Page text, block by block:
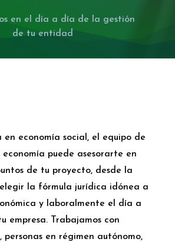
en el día a día de la gestión
de tu entidad
en economía social, el equipo de
puede asesorarte en
de tu proyecto, desde la
la fórmula jurídica idónea a
y laboralmente el día a
empresa. Trabajamos con
personas en régimen autónomo,